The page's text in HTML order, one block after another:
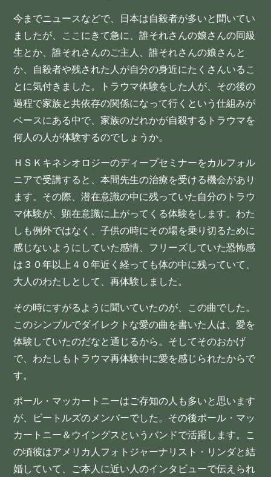
今までニュースなどで、日本は自殺者が多いと聞いてい
ましたが、ここにきて急に、誰それさんの娘さんの同級
生とか、誰それさんのご主人、誰それさんの娘さんと
か、自殺者や残された人が自分の身近にたくさんいるこ
とに気付きました。トラウマ体験をした人が、その後の
過程で家族と共依存の関係になって行くという仕組みが
ベースにある中で、家族のだれかが自殺するトラウマを
何人の人が体験するのでしょうか。
ＨＳＫキネシオロジーのディープセミナーをカルフォル
ニアで受講すると、本間先生の治療を受ける機会があり
ます。その際、潜在意識の中に残っていた自分のトラウ
マ体験が、顕在意識に上がってくる体験をします。わた
しも例外ではなく、子供の時にその場を乗り切るために
感じないようにしていた感情、フリーズしていた恐怖感
は３０年以上４０年近く経っても体の中に残っていて、
大人のわたしとして、再体験しました。
その時にすがるように聞いていたのが、この曲でした。
このシンプルでダイレクトな愛の曲を書いた人は、愛を
体験していたのだなと通じるから。そしてそのおかげ
で、わたしもトラウマ再体験中に愛を感じられたからで
す。
ポール・マッカートニーはご存知の人も多いと思います
が、ビートルズのメンバーでした。その後ポール・マッ
カートニー＆ウイングスというバンドで活躍します。こ
の頃彼はアメリカ人フォトジャーナリスト・リンダと結
婚していて、ご本人に近い人のインタビューで伝えられ